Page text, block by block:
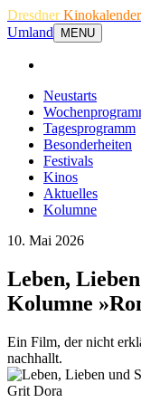
DresdnerKinokalender
Umland
MENU
Neustarts
Tagesprogramm
Besonderheiten
Festivals
Kinos
Aktuelles
Kolumne
10. Mai 2026
Leben,
Kolumne
Ein Film, der nicht
nachhallt.